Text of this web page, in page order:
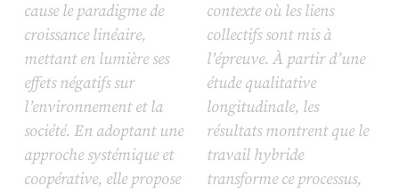
cause le paradigme de
croissance linéaire,
mettant en lumière ses
effets négatifs sur
l’environnement et la
société. En adoptant une
approche systémique et
coopérative, elle propose
contexte où les liens
collectifs sont mis à
l’épreuve. À partir d’une
étude qualitative
longitudinale, les
résultats montrent que le
travail hybride
transforme ce processus,